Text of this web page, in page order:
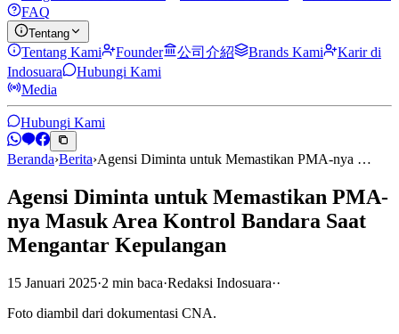
FAQ
Tentang
Tentang Kami Founder 公司介紹 Brands Kami
Karir di
Indosuara
Hubungi Kami
Media
Hubungi Kami
Beranda›Berita›Agensi Diminta untuk Memastikan PMA-nya …
Agensi Diminta untuk Memastikan PMA-
nya Masuk Area Kontrol Bandara Saat
Mengantar Kepulangan
15 Januari 2025·2 min baca·Redaksi Indosuara··
Foto diambil dari dokumentasi CNA.